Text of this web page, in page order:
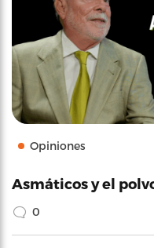
Opiniones
Asmáticos y el
0